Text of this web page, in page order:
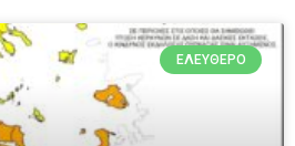
ΕΛΕΎΘΕΡΟ